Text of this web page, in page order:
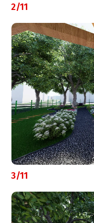
2/11
3/11